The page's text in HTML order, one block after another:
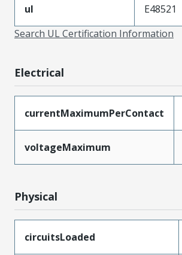
ul
E48521
Search UL Certification Information
Electrical
currentMaximumPerContact
voltageMaximum
Physical
circuitsLoaded